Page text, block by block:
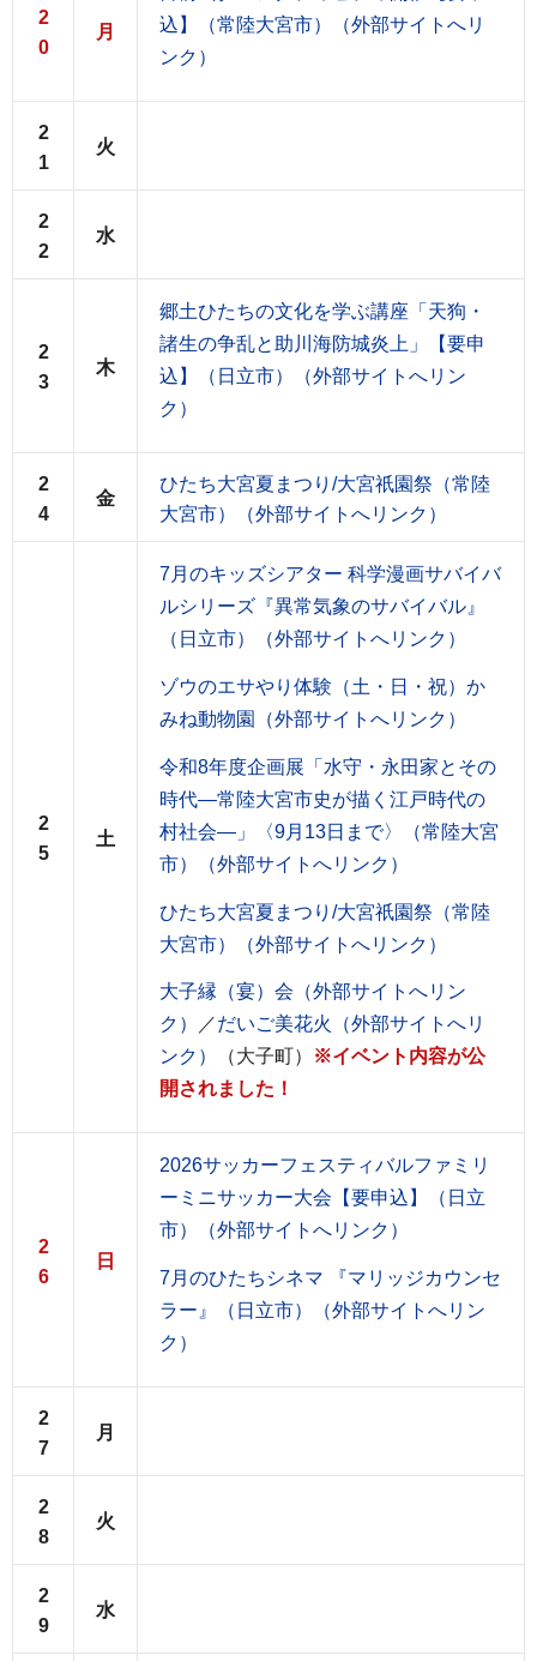
2
0
月
込】（常陸大宮市）（外部サイトへリ
ンク）
2
1
火
2
2
水
2
3
木
郷土ひたちの文化を学ぶ講座「天狗・
諸生の争乱と助川海防城炎上」【要申
込】（日立市）（外部サイトへリン
ク）
2
4
金
ひたち大宮夏まつり/大宮祇園祭（常陸
大宮市）（外部サイトへリンク）
2
5
土
7月のキッズシアター 科学漫画サバイバ
ルシリーズ『異常気象のサバイバル』
（日立市）（外部サイトへリンク）
ゾウのエサやり体験（土・日・祝）か
みね動物園（外部サイトへリンク）
令和8年度企画展「水守・永田家とその
時代―常陸大宮市史が描く江戸時代の
村社会―」〈9月13日まで〉（常陸大宮
市）（外部サイトへリンク）
ひたち大宮夏まつり/大宮祇園祭（常陸
大宮市）（外部サイトへリンク）
大子縁（宴）会（外部サイトへリン
ク）
／だいご美花火（外部サイトへリ
ンク）
（大子町）
※イベント内容が公
開されました！
2
6
日
2026サッカーフェスティバルファミリ
ーミニサッカー大会【要申込】（日立
市）（外部サイトへリンク）
7月のひたちシネマ 『マリッジカウンセ
ラー』（日立市）（外部サイトへリン
ク）
2
7
月
2
8
火
2
9
水